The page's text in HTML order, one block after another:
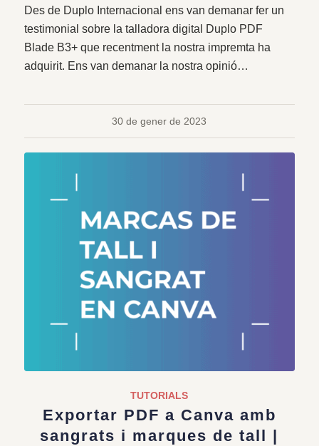
Des de Duplo Internacional ens van demanar fer un
testimonial sobre la talladora digital Duplo PDF
Blade B3+ que recentment la nostra impremta ha
adquirit. Ens van demanar la nostra opinió…
30 de gener de 2023
TUTORIALS
Exportar PDF a Canva amb
sangrats i marques de tall |